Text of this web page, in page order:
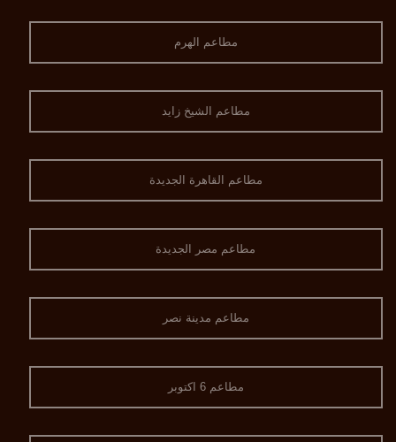
مطاعم الهرم
مطاعم الشيخ زايد
مطاعم القاهرة الجديدة
مطاعم مصر الجديدة
مطاعم مدينة نصر
مطاعم 6 اكتوبر